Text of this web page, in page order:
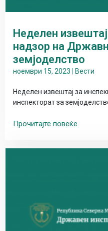
Неделен
надзор на
земјоделство
ноември 15, 2023 Вести
Неделен извештај за
инспекторат за
Прочитајте повеќе